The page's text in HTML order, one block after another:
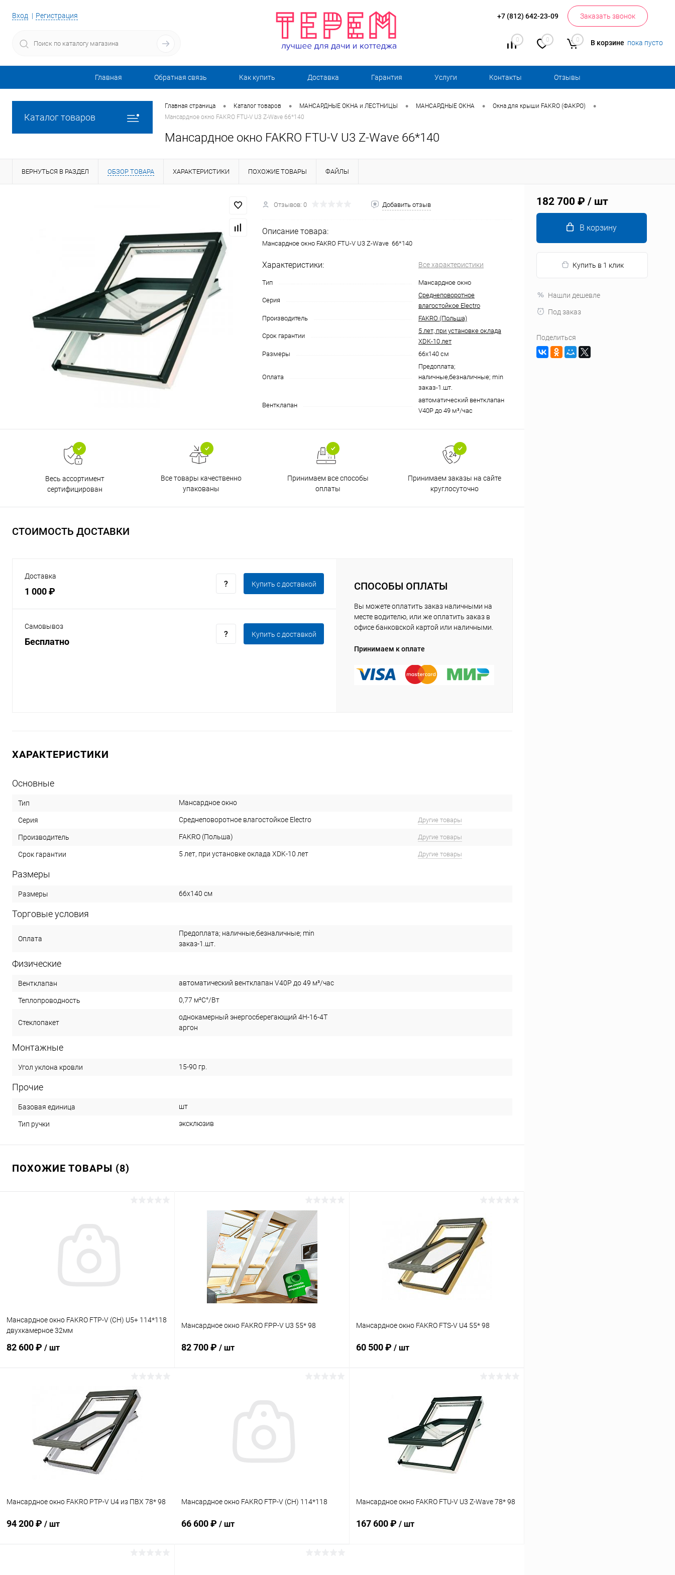
Вход Регистрация +7 (812) 642-23-09 Заказать звонок
0 0 0 В корзине пока пусто
Главная Обратная связь Как купить Доставка Гарантия Услуги Контакты Отзывы
Каталог товаров
Главная страница • Каталог товаров • МАНСАРДНЫЕ ОКНА и ЛЕСТНИЦЫ • МАНСАРДНЫЕ ОКНА • Окна для крыши FAKRO (ФАКРО) •
Мансардное окно FAKRO FTU-V U3 Z-Wave 66*140
Мансардное окно FAKRO FTU-V U3 Z-Wave 66*140
ВЕРНУТЬСЯ В РАЗДЕЛ ОБЗОР ТОВАРА ХАРАКТЕРИСТИКИ ПОХОЖИЕ ТОВАРЫ ФАЙЛЫ
Отзывов: 0 Добавить отзыв
Описание товара:
Мансардное окно FAKRO FTU-V U3 Z-Wave 66*140
Характеристики: Все характеристики
Тип Мансардное окно
Серия
Среднеповоротное
влагостойкое Electro
Производитель
FAKRO (Польша)
Срок гарантии
5 лет, при установке оклада
XDK-10 лет
Размеры
66х140 см
Оплата
Предоплата;
наличные,безналичные; min
заказ-1.шт.
Вентклапан
автоматический вентклапан
V40P до 49 м³/час
Весь ассортимент
сертифицирован
Все товары качественно
упакованы
Принимаем все способы
оплаты
Принимаем заказы на сайте
круглосуточно
СТОИМОСТЬ ДОСТАВКИ
Доставка
1 000 ₽
Купить c доставкой
Самовывоз
Бесплатно
Купить c доставкой
СПОСОБЫ ОПЛАТЫ
Вы можете оплатить заказ наличными на
месте водителю, или же оплатить заказ в
офисе банковской картой или наличными.
Принимаем к оплате
ХАРАКТЕРИСТИКИ
Основные
Тип Мансардное окно
Серия Среднеповоротное влагостойкое Electro Другие товары
Производитель FAKRO (Польша) Другие товары
Срок гарантии 5 лет, при установке оклада XDK-10 лет Другие товары
Размеры
Размеры 66х140 см
Торговые условия
Оплата
Предоплата; наличные,безналичные; min
заказ-1.шт.
Физические
Вентклапан автоматический вентклапан V40P до 49 м³/час
Теплопроводность 0,77 м²С°/Вт
Стеклопакет
однокамерный энергосберегающий 4H-16-4T
аргон
Монтажные
Угол уклона кровли 15-90 гр.
Прочие
Базовая единица шт
Тип ручки эксклюзив
ПОХОЖИЕ ТОВАРЫ (8)
Мансардное окно FAKRO FTP-V (CH) U5+ 114*118
двухкамерное 32мм
82 600 ₽ / шт
В корзину
Сравнение
В избранное Под заказ
Мансардное окно FAKRO FPP-V U3 55* 98
82 700 ₽ / шт
Мансардное окно FAKRO FTS-V U4 55* 98
60 500 ₽ / шт
Сравнение
В избранное Под заказ
Мансардное окно FAKRO PTP-V U4 из ПВХ 78* 98
94 200 ₽ / шт
Мансардное окно FAKRO FTP-V (CH) 114*118
66 600 ₽ / шт
Мансардное окно FAKRO FTU-V U3 Z-Wave 78* 98
167 600 ₽ / шт
182 700 ₽ / шт
В корзину
Купить в 1 клик
Нашли дешевле
Под заказ
Поделиться